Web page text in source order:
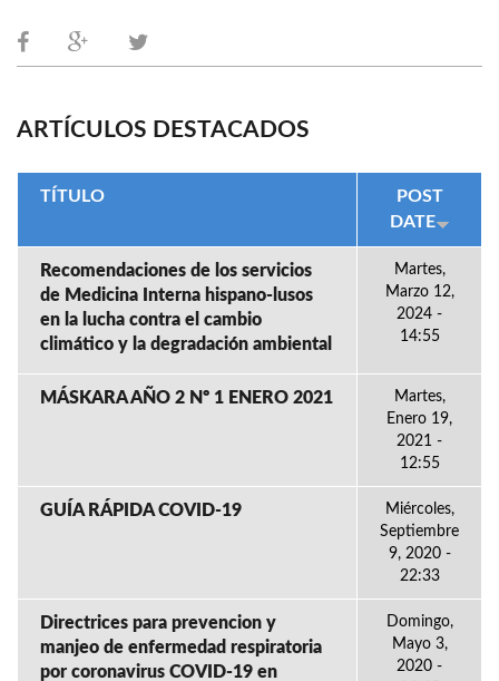
ARTÍCULOS DESTACADOS
TÍTULO
POST
DATE
Recomendaciones de los servicios
de Medicina Interna hispano-lusos
en la lucha contra el cambio
climático y la degradación ambiental
Martes,
Marzo 12,
2024 -
14:55
MÁSKARA AÑO 2 Nº 1 ENERO 2021
Martes,
Enero 19,
2021 -
12:55
GUÍA RÁPIDA COVID-19
Miércoles,
Septiembre
9, 2020 -
22:33
Directrices para prevencion y
manjeo de enfermedad respiratoria
por coronavirus COVID-19 en
Domingo,
Mayo 3,
2020 -